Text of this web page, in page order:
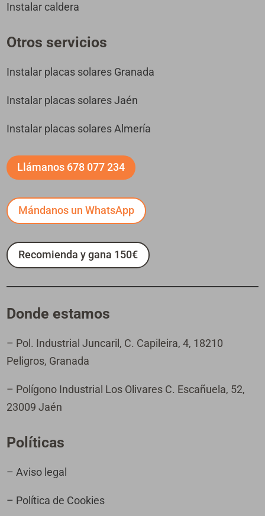
Instalar caldera
Otros servicios
Instalar placas solares Granada
Instalar placas solares Jaén
Instalar placas solares Almería
Llámanos 678 077 234
Mándanos un WhatsApp
Recomienda y gana 150€
Donde estamos
– Pol. Industrial Juncaril, C. Capileira, 4, 18210
Peligros, Granada
– Polígono Industrial Los Olivares C. Escañuela, 52,
23009 Jaén
Políticas
– Aviso legal
– Política de Cookies